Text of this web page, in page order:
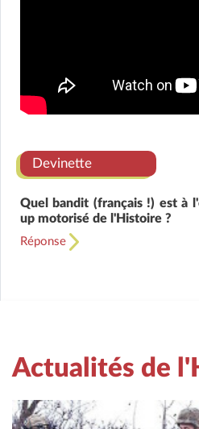
Devinette
Quel bandit (français !) est à
up motorisé de l'Histoire ?
Réponse
Actualités de